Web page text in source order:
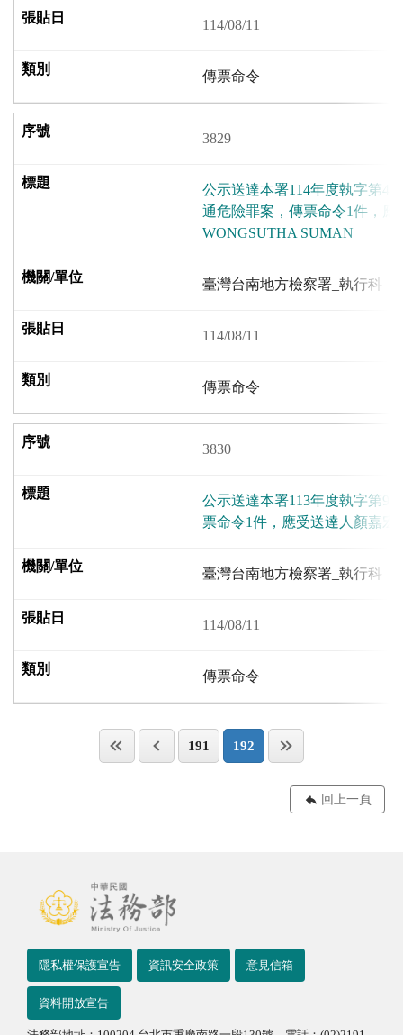
114/08/11
傳票命令
3829
公示送達本署114年度執字第
通危險罪案，傳票命令1件，應
WONGSUTHA SUMAN
臺灣台南地方檢察署_執行科
114/08/11
傳票命令
3830
公示送達本署113年度執字第
票命令1件，應受送達人顏嘉宏
臺灣台南地方檢察署_執行科
114/08/11
傳票命令
191 192
回上一頁
隱私權保護宣告 資訊安全政策 意見信箱
資料開放宣告